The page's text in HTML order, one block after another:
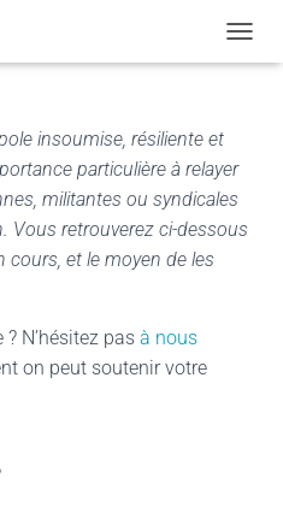
insoumise, résiliente et
particulière à relayer
militantes ou syndicales
Vous retrouverez ci-dessous
cours, et le moyen de les
N’hésitez pas à nous
on peut soutenir votre